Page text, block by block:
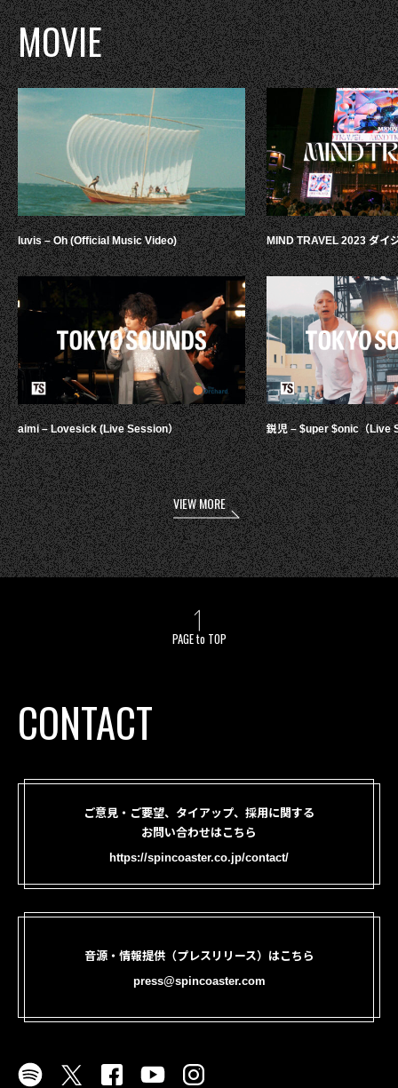
MOVIE
luvis – Oh (Official Music Video)
aimi – Lovesick (Live Session）
MIND TRAVEL 2023 ダイ
鋭児 – $uper $onic（Live
VIEW MORE
PAGE to TOP
CONTACT
ご意見・ご要望、タイアップ、採用に関する
お問い合わせはこちら
https://spincoaster.co.jp/contact/
音源・情報提供（プレスリリース）はこちら
press@spincoaster.com